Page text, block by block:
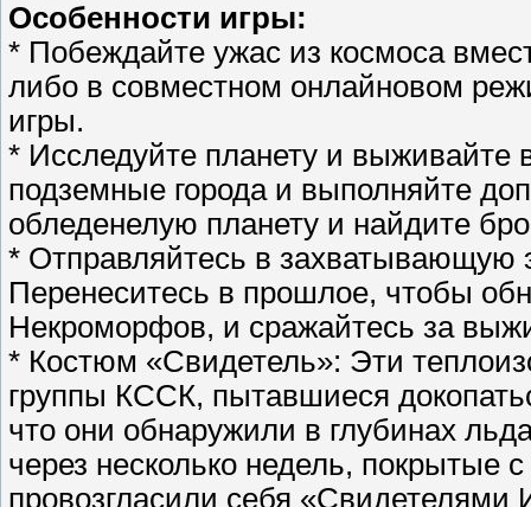
Особенности игры:
* Побеждайте ужас из космоса
либо в совместном онлайновом
игры.
* Исследуйте планету и выживайте
подземные города и выполняйте
обледенелую планету и найдите
* Отправляйтесь в захватывающую
Перенеситесь в прошлое, чтобы
Некроморфов, и сражайтесь за
* Костюм «Свидетель»: Эти
группы КССК, пытавшиеся
что они обнаружили в глубинах
через несколько недель, покрытые
провозгласили себя «Свидетелями